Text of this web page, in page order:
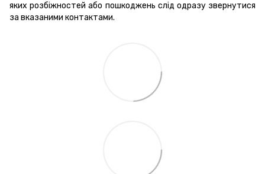
яких розбіжностей або пошкоджень слід одразу звернутися
за вказаними контактами.